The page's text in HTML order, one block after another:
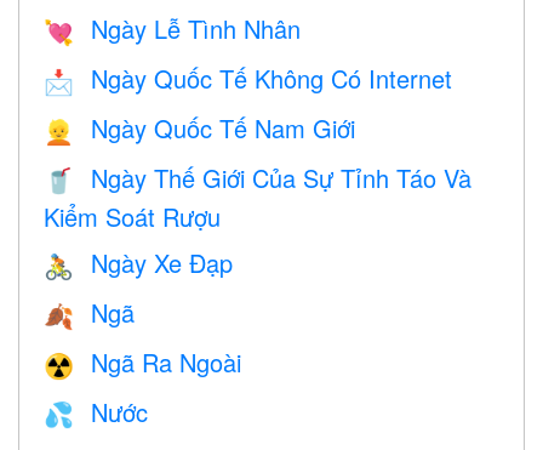
💘 Ngày Lễ Tình Nhân
📩 Ngày Quốc Tế Không Có Internet
👱 Ngày Quốc Tế Nam Giới
🥤
Ngày Thế Giới Của Sự Tỉnh Táo Và
Kiểm Soát Rượu
🚴 Ngày Xe Đạp
🍂 Ngã
☢️ Ngã Ra Ngoài
💦 Nước